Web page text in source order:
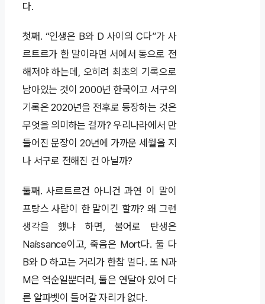
다.
첫째. “인생은 B와 D 사이의 C다”가 사
르트르가 한 말이라면 서에서 동으로 전
해져야 하는데, 오히려 최초의 기록으로
남아있는 것이 2000년 한국이고 서구의
기록은 2020년을 전후로 등장하는 것은
무엇을 의미하는 걸까? 우리나라에서 만
들어진 문장이 20년에 가까운 세월을 지
나 서구로 전해진 건 아닐까?
둘째. 사르트르건 아니건 과연 이 말이
프랑스 사람이 한 말이긴 할까? 왜 그런
생각을 했냐 하면, 불어로 탄생은
Naissance이고, 죽음은 Mort다. 둘 다
B와 D 하고는 거리가 한참 멀다. 또 N과
M은 역순일뿐더러, 둘은 연달아 있어 다
른 알파벳이 들어갈 자리가 없다.